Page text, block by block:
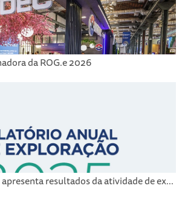
da ROG.e 2026
resultados da atividade de ex...